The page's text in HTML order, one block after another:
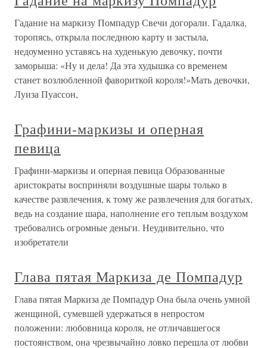
Гадание на маркизу Помпадур Свечи догорали. Гадалка,
торопясь, открыла последнюю карту и застыла,
недоуменно уставясь на худенькую девочку, почти
заморыша: «Ну и дела! Да эта худышка со временем
станет возлюбленной фавориткой короля!»Мать девочки,
Луиза Пуассон,
Графини-маркизы и оперная
певица
Графини-маркизы и оперная певица Образованные
аристократы восприняли воздушные шары только в
качестве развлечения, к тому же развлечения для богатых,
ведь на создание шара, наполнение его теплым воздухом
требовались огромные деньги. Неудивительно, что
изобретатели
Глава пятая Маркиза де Помпадур
Глава пятая Маркиза де Помпадур Она была очень умной
женщиной, сумевшей удержаться в непростом
положении: любовница короля, не отличавшегося
постоянством, она чрезвычайно ловко перешла от любви